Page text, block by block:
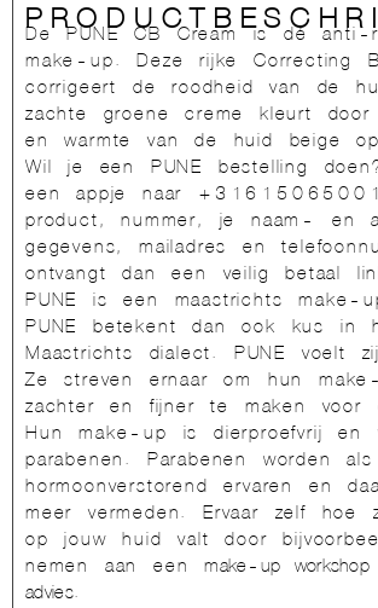
De PUNE CB Cream is dé anti-
make-up. Deze rijke Correcting
corrigeert de roodheid van de
zachte groene creme kleurt door
en warmte van de huid beige
Wil je een PUNE bestelling
een appje naar
product, nummer, je naam- en
gegevens, mailadres en
ontvangt dan een veilig betaal
PUNE is een maastrichts make-
PUNE betekent dan ook kus in
Maastrichts dialect. PUNE voelt
Ze streven ernaar om hun
zachter en fijner te maken voor
Hun make-up is dierproefvrij en
parabenen. Parabenen worden als
hormoonverstorend ervaren en
meer vermeden. Ervaar zelf hoe
op jouw huid valt door
nemen aan eenmake-up workshop
advies.